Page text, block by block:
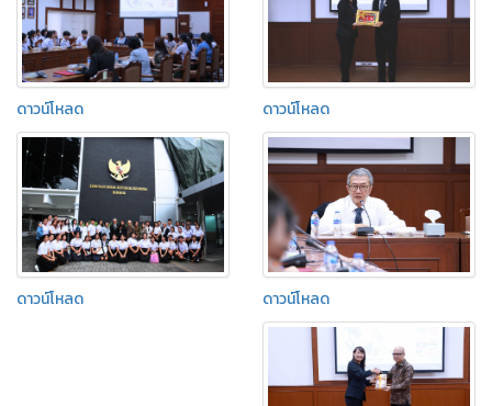
ดาวน์โหลด ดาวน์โหลด
ดาวน์โหลด ดาวน์โหลด